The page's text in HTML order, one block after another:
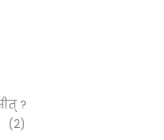
पुत्र: आसीत् ?